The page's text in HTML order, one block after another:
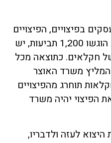
בפיצויים, הפיצויים
של 'חרבות ברזל' לא נגמרו. הוגשו 1,200 תביעות, יש
של חקלאים. כתוצאה מכל
המליץ משרד האוצר
תוחרג מהפיצויים
הפיצוי יהיה משרד
היצוא לעזה ולדבריו,